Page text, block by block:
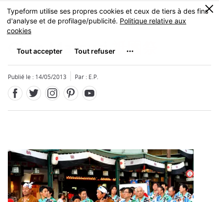
Skip
to
main
MENU
0
Gion Matsuri祇園祭
Publié le : 14/05/2013 Par : E.P.
Fermer